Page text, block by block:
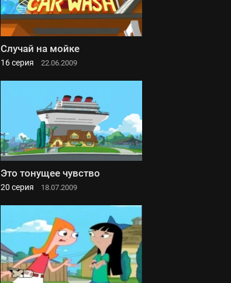
Случай на мойке
16 серия 22.06.2009
Это тонущее чувство
20 серия 18.07.2009